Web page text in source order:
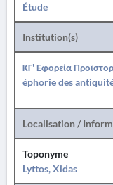
Étude
Institution(s)
ΚΓ' Εφορεία
éphorie des
Localisation /
Toponyme
Lyttos, Xidas